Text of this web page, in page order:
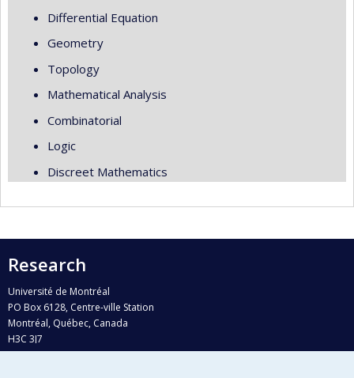
Differential Equation
Geometry
Topology
Mathematical Analysis
Combinatorial
Logic
Discreet Mathematics
Research
Université de Montréal
PO Box 6128, Centre-ville Station
Montréal, Québec, Canada
H3C 3J7